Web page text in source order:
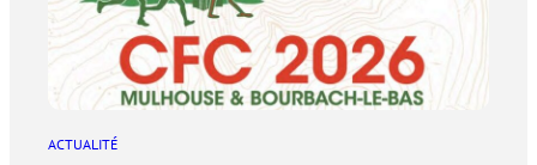
ACTUALITÉ